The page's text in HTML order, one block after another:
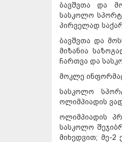
ბავშვთა და
სასკოლო
პირველად
ბავშვთა და
მიზანია
ჩართვა და
მოკლე
სასკოლო
ოლიმპიადის
ოლიმპიადის
სასკოლო
მიხედვით; მე-2